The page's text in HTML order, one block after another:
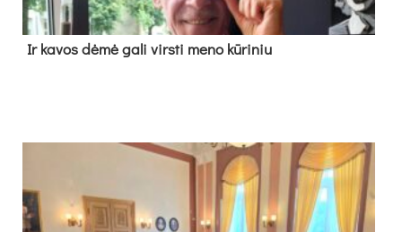
Ir ka­vos dė­mė ga­li virs­ti me­no kū­ri­niu